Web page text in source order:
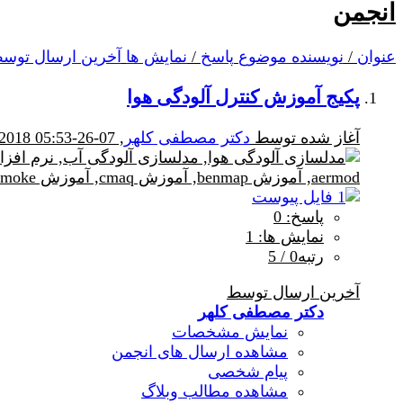
انجمن
عنوان / نویسنده موضوع پاسخ / نمایش ها آخرین ارسال
پکیج آموزش کنترل آلودگی هوا
آغاز شده توسط دکتر مصطفی کلهر , 07-26-2018 05:53 PM
پاسخ: 0
نمایش ها: 1
رتبه0 / 5
آخرین ارسال توسط
دکتر مصطفی کلهر
نمایش مشخصات
مشاهده ارسال های انجمن
پیام شخصی
مشاهده مطالب وبلاگ